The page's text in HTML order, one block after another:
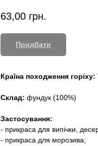
63,00 грн.
Придбати
Країна походження горіху:
Склад: фундук (100%)
Застосування:
- прикраса для випічки,
- прикраса для морозива;